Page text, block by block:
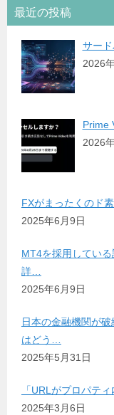
最近の投稿
サー
2026
Prime
2026
FXがまったくのド
2025年6月9日
MT4を採用してい
詳…
2025年6月9日
日本の金融機関が
はどう…
2025年5月31日
「URLがプロパテ
2025年3月6日